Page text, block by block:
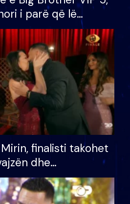
i parë që lë
mundësinë për
e madh
finalisti takohet
dhe
S’kemi ndonjë letër